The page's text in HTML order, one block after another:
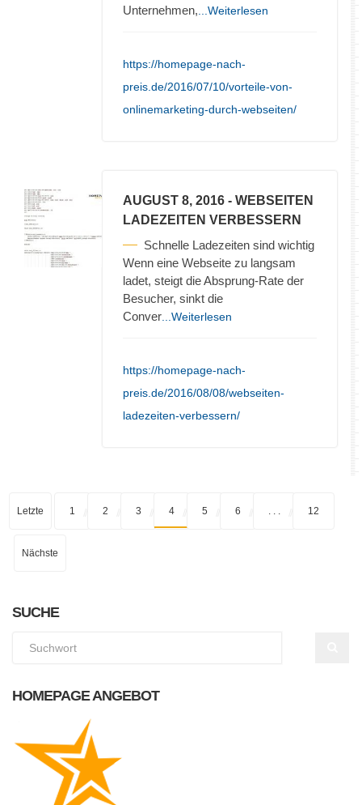
Unternehmen, ...Weiterlesen
https://homepage-nach-
preis.de/2016/07/10/vorteile-von-
onlinemarketing-durch-webseiten/
AUGUST 8, 2016 - WEBSEITEN
LADEZEITEN VERBESSERN
Schnelle Ladezeiten sind wichtig
Wenn eine Webseite zu langsam
ladet, steigt die Absprung-Rate der
Besucher, sinkt die
Conver ...Weiterlesen
https://homepage-nach-
preis.de/2016/08/08/webseiten-
ladezeiten-verbessern/
Letzte 1 2 3 4 5 6 12
Nächste
SUCHE
HOMEPAGE ANGEBOT